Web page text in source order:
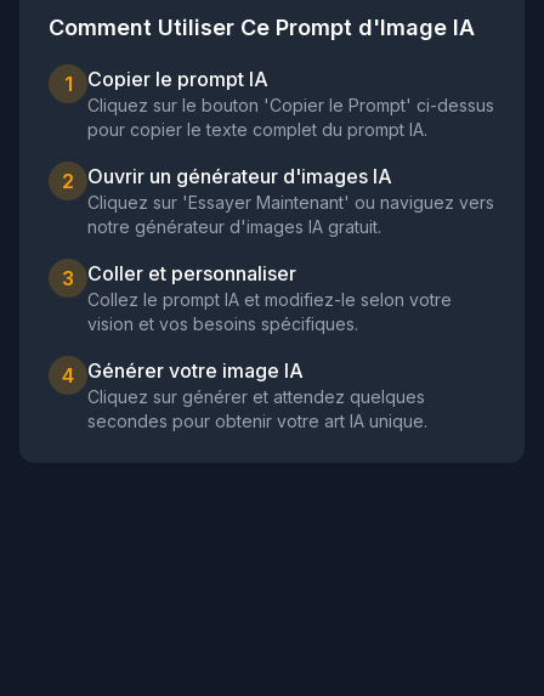
Comment Utiliser Ce Prompt d'Image IA
1 Copier le prompt IA
Cliquez sur le bouton 'Copier le Prompt' ci-dessus
pour copier le texte complet du prompt IA.
2 Ouvrir un générateur d'images IA
Cliquez sur 'Essayer Maintenant' ou naviguez vers
notre générateur d'images IA gratuit.
3 Coller et personnaliser
Collez le prompt IA et modifiez-le selon votre
vision et vos besoins spécifiques.
4 Générer votre image IA
Cliquez sur générer et attendez quelques
secondes pour obtenir votre art IA unique.